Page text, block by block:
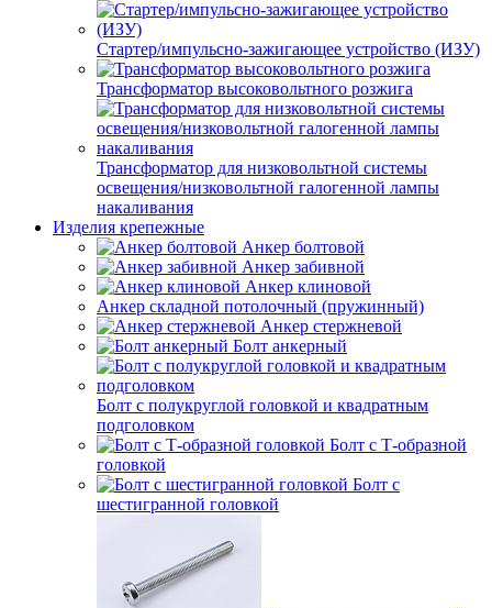
Стартер/импульсно-зажигающее устройство (ИЗУ)
Трансформатор высоковольтного розжига
Трансформатор для низковольтной системы
освещения/низковольтной галогенной лампы
накаливания
Изделия крепежные
Анкер болтовой
Анкер забивной
Анкер клиновой
Анкер складной потолочный (пружинный)
Анкер стержневой
Болт анкерный
Болт с полукруглой головкой и квадратным
подголовком
Болт с Т-образной
головкой
Болт с
шестигранной головкой